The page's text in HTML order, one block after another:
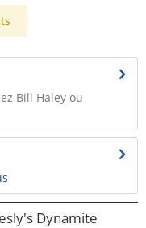
Bill Haley ou
Dynamite